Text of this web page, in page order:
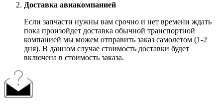
Доставка авиакомпанией
Если запчасти нужны вам срочно и нет времени ждать
пока произойдет доставка обычной транспортной
компанией мы можем отправить заказ самолетом (1-2
дня). В данном случае стоимость доставки будет
включена в стоимость заказа.